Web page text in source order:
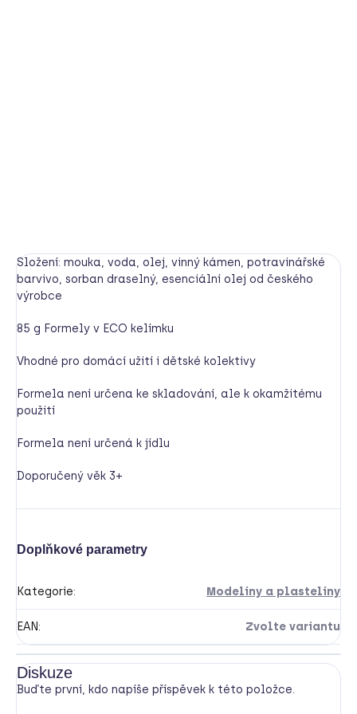
Složení: mouka, voda, olej, vinný kámen, potravinářské
barvivo, sorban draselný, esenciální olej od českého
výrobce
85 g Formely v ECO kelímku
Vhodné pro domácí užití i dětské kolektivy
Formela není určena ke skladování, ale k okamžitému
použití
Formela není určená k jídlu
Doporučený věk 3+
Doplňkové parametry
Kategorie: Modelíny a plastelíny
EAN: Zvolte variantu
Diskuze
Buďte první, kdo napíše příspěvek k této položce.